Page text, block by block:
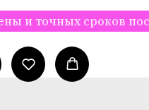
сроков